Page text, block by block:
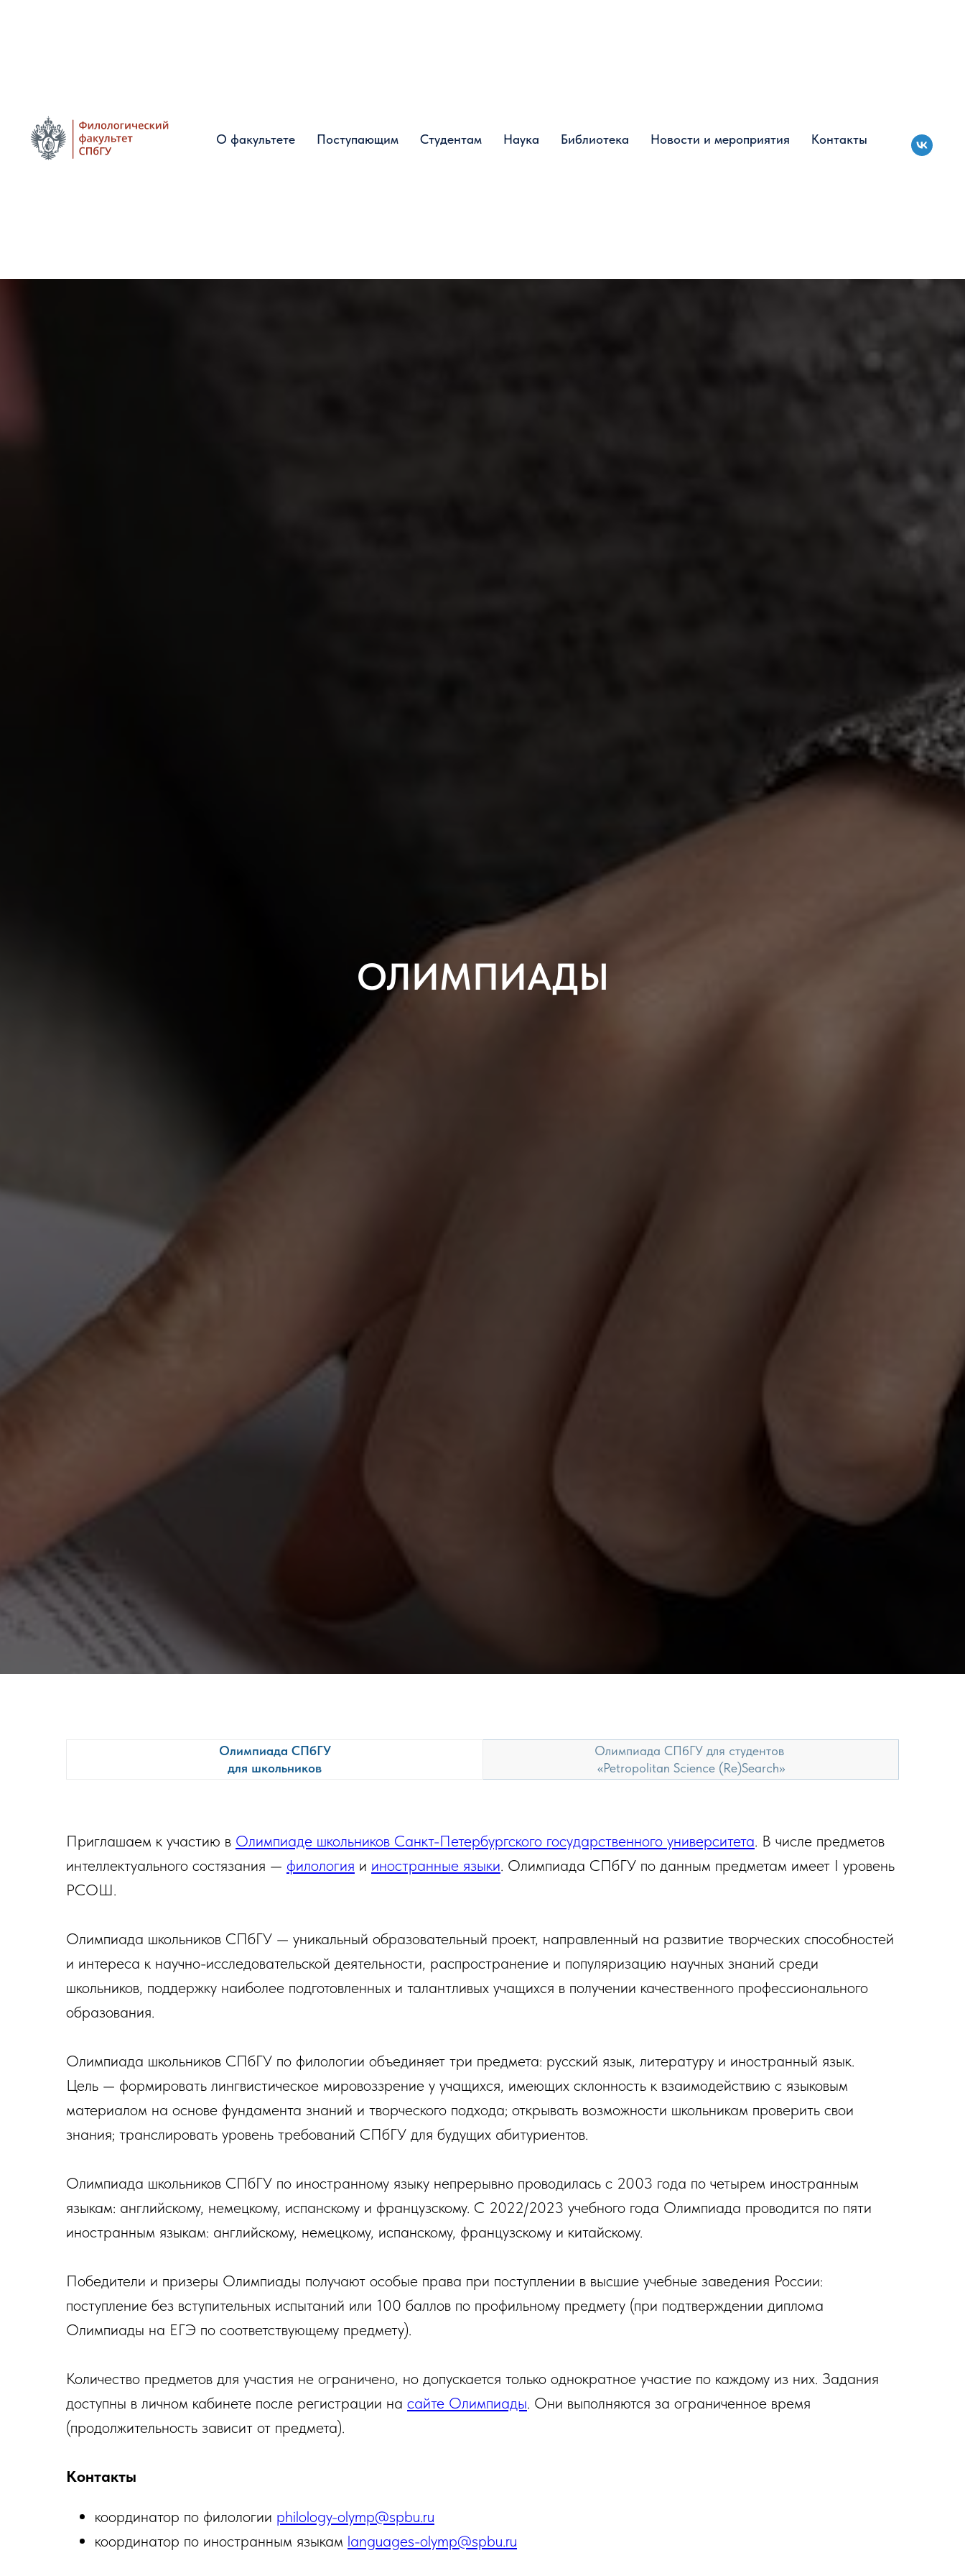
О факультете Поступающим Студентам Наука Библиотека Новости и мероприятия Контакты
О факультете Поступающим Студентам Наука Библиотека Новости и мероприятия Контакты
ОЛИМПИАДЫ
Олимпиада СПбГУ
для школьников
Олимпиада СПбГУ для студентов
«Petropolitan Science (Re)Search»
Приглашаем к участию в Олимпиаде школьников Санкт-Петербургского государственного университета. В числе предметов
интеллектуального состязания — филология и иностранные языки. Олимпиада СПбГУ по данным предметам имеет I уровень
РСОШ.
Олимпиада школьников СПбГУ — уникальный образовательный проект, направленный на развитие творческих способностей
и интереса к научно-исследовательской деятельности, распространение и популяризацию научных знаний среди
школьников, поддержку наиболее подготовленных и талантливых учащихся в получении качественного профессионального
образования.
Олимпиада школьников СПбГУ по филологии объединяет три предмета: русский язык, литературу и иностранный язык.
Цель — формировать лингвистическое мировоззрение у учащихся, имеющих склонность к взаимодействию с языковым
материалом на основе фундамента знаний и творческого подхода; открывать возможности школьникам проверить свои
знания; транслировать уровень требований СПбГУ для будущих абитуриентов.
Олимпиада школьников СПбГУ по иностранному языку непрерывно проводилась с 2003 года по четырем иностранным
языкам: английскому, немецкому, испанскому и французскому. С 2022/2023 учебного года Олимпиада проводится по пяти
иностранным языкам: английскому, немецкому, испанскому, французскому и китайскому.
Победители и призеры Олимпиады получают особые права при поступлении в высшие учебные заведения России:
поступление без вступительных испытаний или 100 баллов по профильному предмету (при подтверждении диплома
Олимпиады на ЕГЭ по соответствующему предмету).
Количество предметов для участия не ограничено, но допускается только однократное участие по каждому из них. Задания
доступны в личном кабинете после регистрации на сайте Олимпиады. Они выполняются за ограниченное время
(продолжительность зависит от предмета).
Контакты
координатор по филологии philology-olymp@spbu.ru
координатор по иностранным языкам languages-olymp@spbu.ru